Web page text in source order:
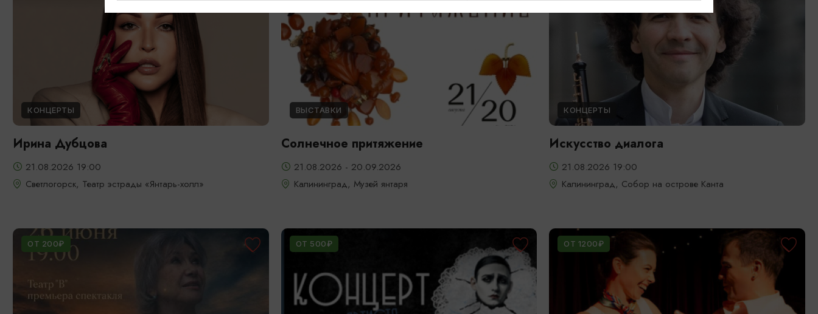
КОНЦЕРТЫ
Ирина Дубцова
21.08.2026 19:00
Светлогорск, Театр эстрады «Янтарь-холл»
ВЫСТАВКИ
Солнечное притяжение
21.08.2026 - 20.09.2026
Калининград, Музей янтаря
КОНЦЕРТЫ
Искусство диалога
21.08.2026 19:00
Калининград, Собор на острове Канта
ОТ 200₽ ОТ 500₽ ОТ 1200₽